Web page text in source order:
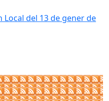
Local del 13 de gener de